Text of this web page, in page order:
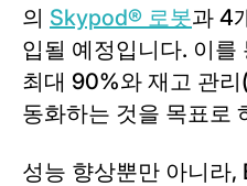
의 Skypod® 로봇과 4
입될 예정입니다. 이를
최대 90%와 재고 관
동화하는 것을 목표로
성능 향상뿐만 아니라